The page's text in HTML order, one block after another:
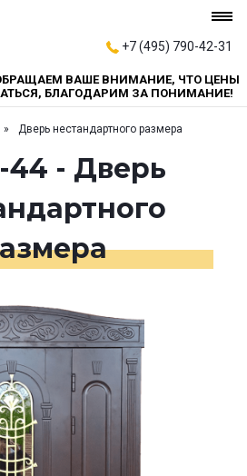
+7 (495) 790-42-31
ВАШЕ ВНИМАНИЕ, ЧТО ЦЕНЫ
БЛАГОДАРИМ ЗА ПОНИМАНИЕ!
Дверь нестандартного размера
44 - Дверь